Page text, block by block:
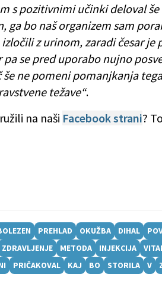
s pozitivnimi učinki deloval
ga bo naš organizem sam
z urinom, zaradi česar
pa se pred uporabo nujno
ne pomeni pomanjkanja
težave“.
na naši Facebook strani?
PREHLAD OKUŽBA DIHAL
ZDRAVLJENJE METODA INJEKCIJA
PRIČAKOVAL KAJ BO STORILA V